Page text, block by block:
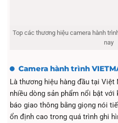
Top các thương hiệu camera hành
nay
Camera hành trình
Là thương hiệu hàng đầu tại Việt
nhiều dòng sản phẩm nổi bật với
báo giao thông bằng giọng nói
ổn định cao trong quá trình ghi